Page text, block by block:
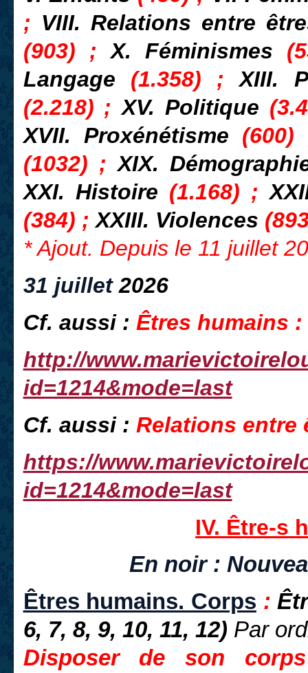
; VIII. Relations entre
(903) ;X. Féminismes
Langage (1.358) ;XIII.
(2.218) ;XV. Politique
XVII. Proxénétisme
(1032) ;XIX.
XXI. Histoire (1.168) ;
(384) ;XXIII. Violences
* Ajout. Depuis le 11 juillet
31 juillet2026
Cf. aussi : Êtres humains :
http://
id=1214&mode=last
Cf. aussi : Relations entre
https://
id=1214&mode=last
IV. Être-s
En noir :
Êtres humains. Corps :
6, 7, 8, 9, 10, 11, 12) Par
Disposer de son